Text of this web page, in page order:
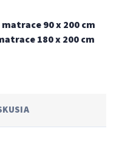
90 x 200 cm
180 x 200 cm